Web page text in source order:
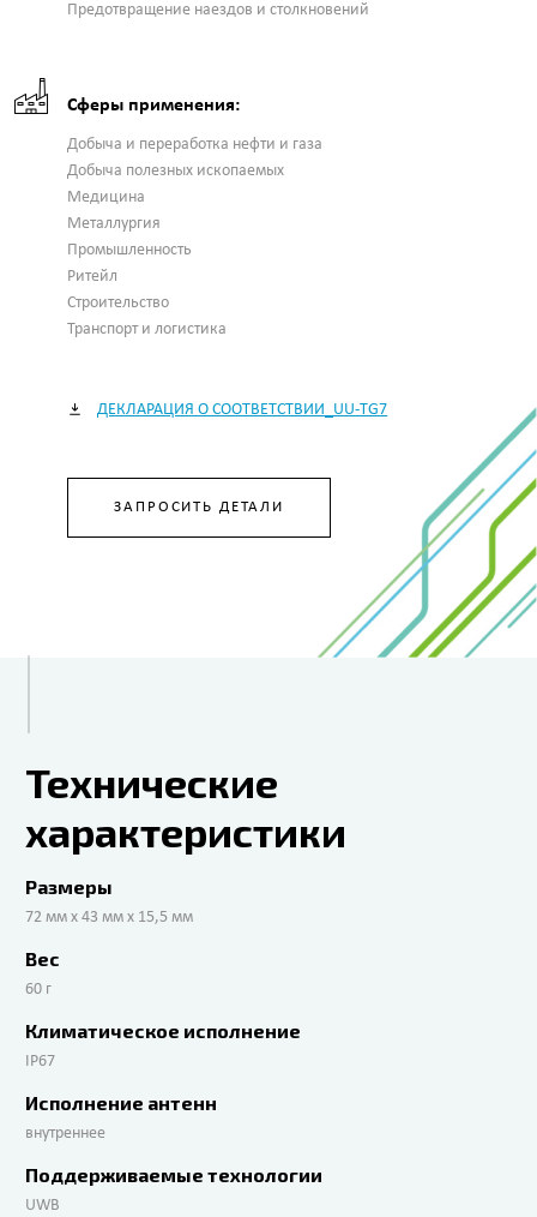
Предотвращение наездов и столкновений
Сферы применения:
Добыча и переработка нефти и газа
Добыча полезных ископаемых
Медицина
Металлургия
Промышленность
Ритейл
Строительство
Транспорт и логистика
ДЕКЛАРАЦИЯ О СООТВЕТСТВИИ_UU-TG7
ЗАПРОСИТЬ ДЕТАЛИ
Технические
характеристики
Размеры
72 мм х 43 мм х 15,5 мм
Вес
60 г
Климатическое исполнение
IP67
Исполнение антенн
внутреннее
Поддерживаемые технологии
UWB